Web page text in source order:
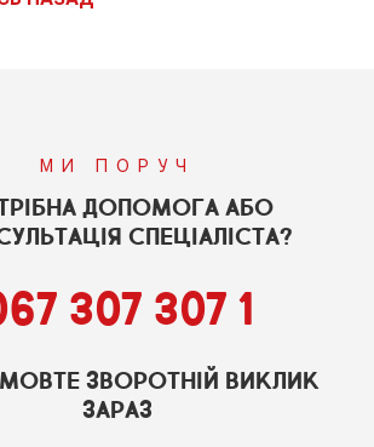
МИ ПОРУЧ
ДОПОМОГА АБО
СПЕЦІАЛІСТА?
307 307 1
ЗВОРОТНІЙ ВИКЛИК
ЗАРАЗ